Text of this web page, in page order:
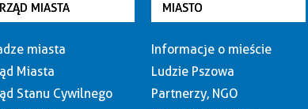
MIASTA
miasta
Miasta
Stanu Cywilnego
MIASTO
Informacje o mieście
Ludzie Pszowa
Partnerzy, NGO